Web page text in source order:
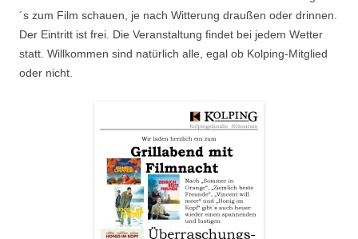
´s zum Film schauen, je nach Witterung draußen oder drinnen.
Der Eintritt ist frei. Die Veranstaltung findet bei jedem Wetter
statt. Willkommen sind natürlich alle, egal ob Kolping-Mitglied
oder nicht.